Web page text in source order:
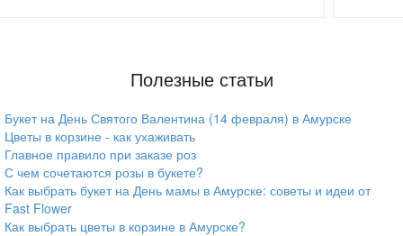
Полезные статьи
Букет на День Святого Валентина (14 февраля) в Амурске
Цветы в корзине - как ухаживать
Главное правило при заказе роз
С чем сочетаются розы в букете?
Как выбрать букет на День мамы в Амурске: советы и идеи от
Fast Flower
Как выбрать цветы в корзине в Амурске?